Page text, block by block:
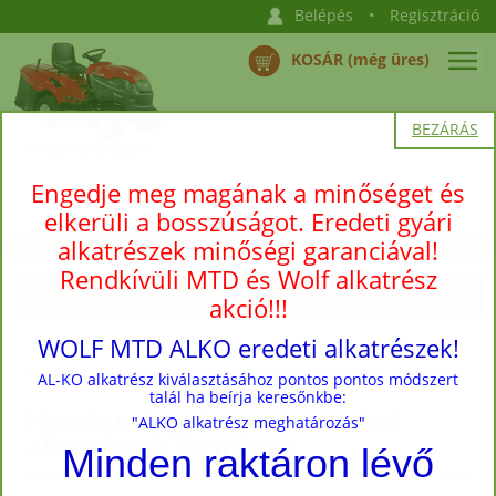
Belépés • Regisztráció
KOSÁR (még üres)
Termékkategóriák megnyitása →
Nyitóoldal›Termékek› Honda utángyártott és eredeti alkatrészek
Honda utángyártott és eredeti
alkatrészek termékek
BEZÁRÁS
Engedje meg magának a minőséget és
elkerüli a bosszúságot. Eredeti gyári
alkatrészek minőségi garanciával!
Rendkívüli MTD és Wolf alkatrész
akció!!!
WOLF MTD ALKO eredeti alkatrészek!
AL-KO alkatrész kiválasztásához pontos pontos módszert
talál ha beírja keresőnkbe:
"ALKO alkatrész meghatározás"
Minden raktáron lévő